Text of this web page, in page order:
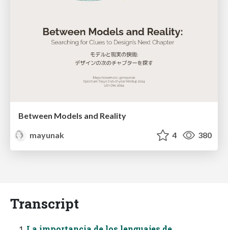
Between Models and Reality
mayunak
4 380
Transcript